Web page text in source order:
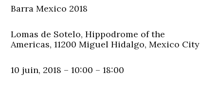
Barra Mexico 2018
Lomas de Sotelo, Hippodrome of the
Americas, 11200 Miguel Hidalgo, Mexico City
10 juin, 2018 – 10:00 – 18:00